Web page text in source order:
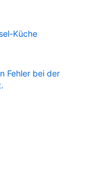
Küche
Fehler bei der